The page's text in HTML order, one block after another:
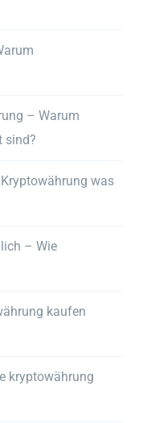
– Warum
sind?
was
– Wie
kaufen
kryptowährung